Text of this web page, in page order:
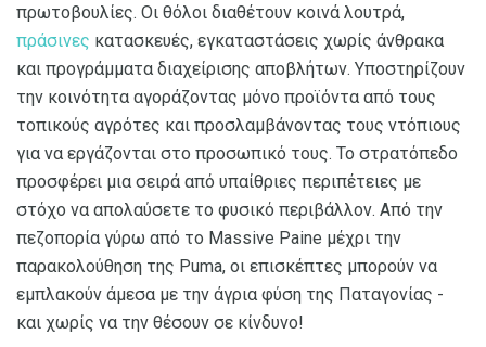
πρωτοβουλίες. Οι θόλοι διαθέτουν κοινά λουτρά,
πράσινες κατασκευές, εγκαταστάσεις χωρίς άνθρακα
και προγράμματα διαχείρισης αποβλήτων. Υποστηρίζουν
την κοινότητα αγοράζοντας μόνο προϊόντα από τους
τοπικούς αγρότες και προσλαμβάνοντας τους ντόπιους
για να εργάζονται στο προσωπικό τους. Το στρατόπεδο
προσφέρει μια σειρά από υπαίθριες περιπέτειες με
στόχο να απολαύσετε το φυσικό περιβάλλον. Από την
πεζοπορία γύρω από το Massive Paine μέχρι την
παρακολούθηση της Puma, οι επισκέπτες μπορούν να
εμπλακούν άμεσα με την άγρια ​​φύση της Παταγονίας -
και χωρίς να την θέσουν σε κίνδυνο!